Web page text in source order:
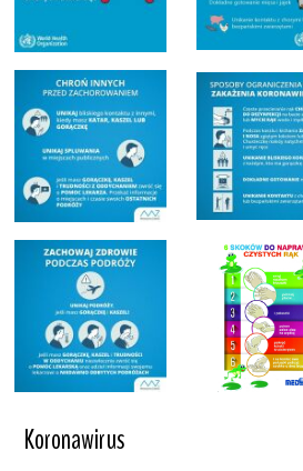
Koronawirus